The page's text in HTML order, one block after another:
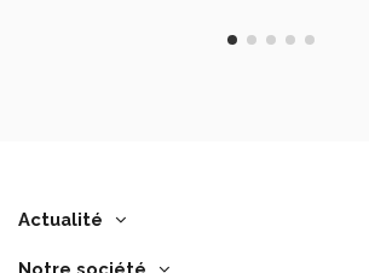
Actualité
Notre société